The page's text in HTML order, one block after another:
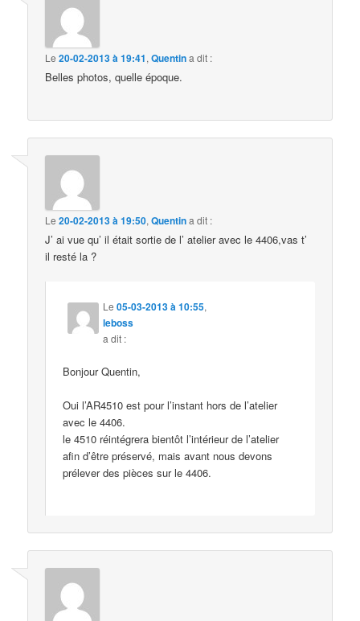
Le20-02-2013 à 19:41,Quentina dit :
Belles photos, quelle époque.
Le20-02-2013 à 19:50,Quentina dit :
J’ ai vue qu’ il était sortie de l’ atelier avec le 4406,vas t’
il resté la ?
Le05-03-2013 à 10:55,
leboss
a dit :
Bonjour Quentin,
Oui l’AR4510 est pour l’instant hors de l’atelier
avec le 4406.
le 4510 réintégrera bientôt l’intérieur de l’atelier
afin d’être préservé, mais avant nous devons
prélever des pièces sur le 4406.